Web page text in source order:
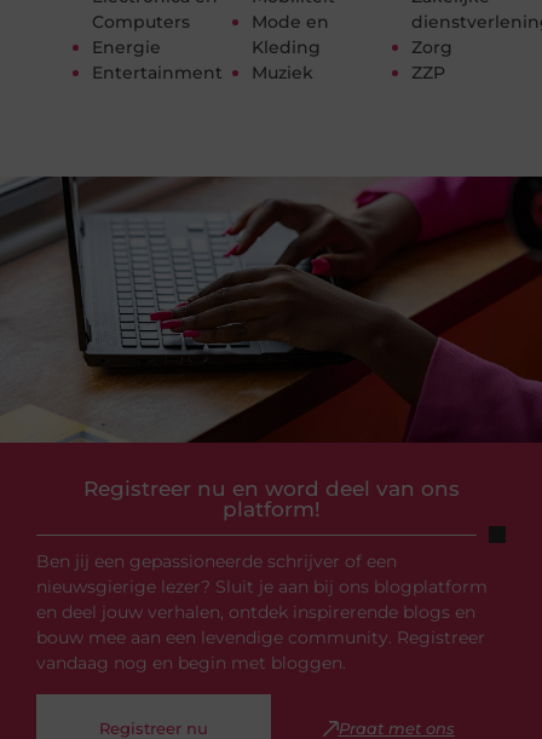
Computers
Energie
Entertainment
Mode en
Kleding
Muziek
Zorg
ZZP
Registreer nu en word deel van ons
platform!
Ben jij een gepassioneerde schrijver of een
nieuwsgierige lezer? Sluit je aan bij ons blogplatform
en deel jouw verhalen, ontdek inspirerende blogs en
bouw mee aan een levendige community. Registreer
vandaag nog en begin met bloggen.
Registreer nu Praat met ons